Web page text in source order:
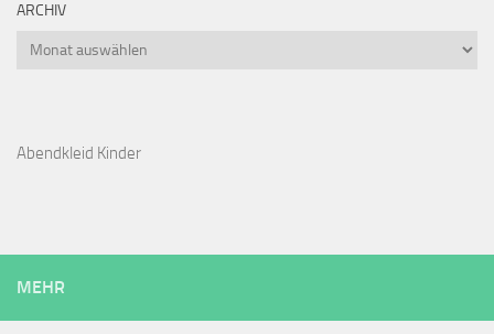
ARCHIV
Archiv
Abendkleid Kinder
MEHR